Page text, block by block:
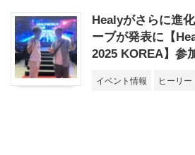
Healyがさらに進
ーブが発表に【
2025 KOREA】参
イベント情報 ヒーリー